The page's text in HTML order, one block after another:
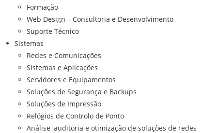
Formação
Web Design – Consultoria e Desenvolvimento
Suporte Técnico
Sistemas
Redes e Comunicações
Sistemas e Aplicações
Servidores e Equipamentos
Soluções de Segurança e Backups
Soluções de Impressão
Relógios de Controlo de Ponto
Análise, auditoria e otimização de soluções de redes